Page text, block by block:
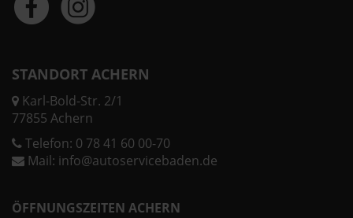
STANDORT ACHERN
Karl-Bold-Str. 2/1
77855 Achern
Telefon: 0 78 41 60 00-70
Mail: info@autoservicebaden.de
ÖFFNUNGSZEITEN ACHERN